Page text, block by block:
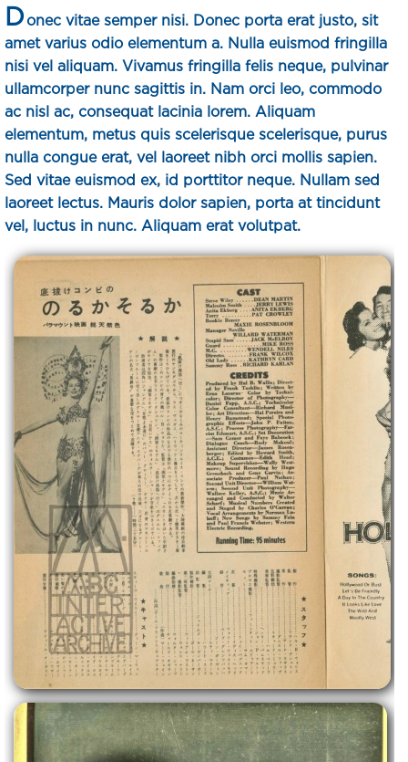
Donec vitae semper nisi. Donec porta erat justo, sit
amet varius odio elementum a. Nulla euismod fringilla
nisi vel aliquam. Vivamus fringilla felis neque, pulvinar
ullamcorper nunc sagittis in. Nam orci leo, commodo
ac nisl ac, consequat lacinia lorem. Aliquam
elementum, metus quis scelerisque scelerisque, purus
nulla congue erat, vel laoreet nibh orci mollis sapien.
Sed vitae euismod ex, id porttitor neque. Nullam sed
laoreet lectus. Mauris dolor sapien, porta at tincidunt
vel, luctus in nunc. Aliquam erat volutpat.